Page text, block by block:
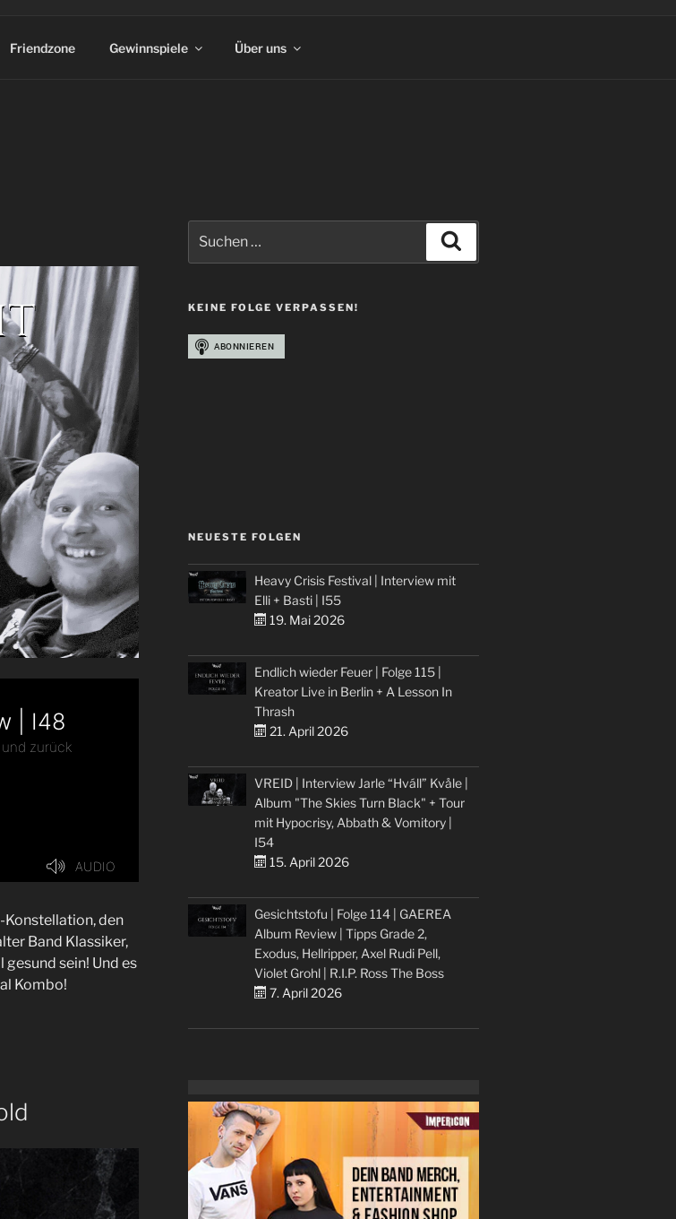
Friendzone Gewinnspiele Über uns
Konstellation, den
Band Klassiker,
sein! Und es
Kombo!
nach:
KEINE FOLGE VERPASSEN!
NEUESTE FOLGEN
Heavy Crisis Festival | Interview mit
Elli + Basti | I55
19. Mai 2026
Endlich wieder Feuer | Folge 115 |
Kreator Live in Berlin + A Lesson In
Thrash
21. April 2026
VREID | Interview Jarle “Hváll” Kvåle |
Album "The Skies Turn Black" + Tour
mit Hypocrisy, Abbath & Vomitory |
I54
15. April 2026
Gesichtstofu | Folge 114 | GAEREA
Album Review | Tipps Grade 2,
Exodus, Hellripper, Axel Rudi Pell,
Violet Grohl | R.I.P. Ross The Boss
7. April 2026